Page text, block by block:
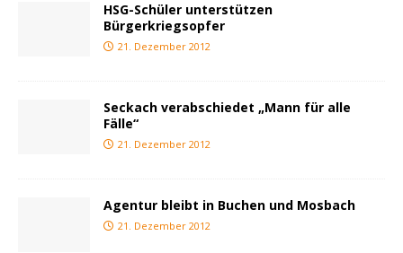
HSG-Schüler unterstützen
Bürgerkriegsopfer
21. Dezember 2012
Seckach verabschiedet „Mann für alle
Fälle“
21. Dezember 2012
Agentur bleibt in Buchen und Mosbach
21. Dezember 2012